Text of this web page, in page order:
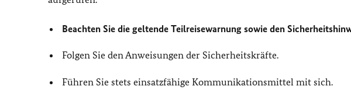
Beachten Sie die geltende Teilreisewarnung sowie den
Folgen Sie den Anweisungen der Sicherheitskräfte.
Führen Sie stets einsatzfähige Kommunikationsmittel mit sich.